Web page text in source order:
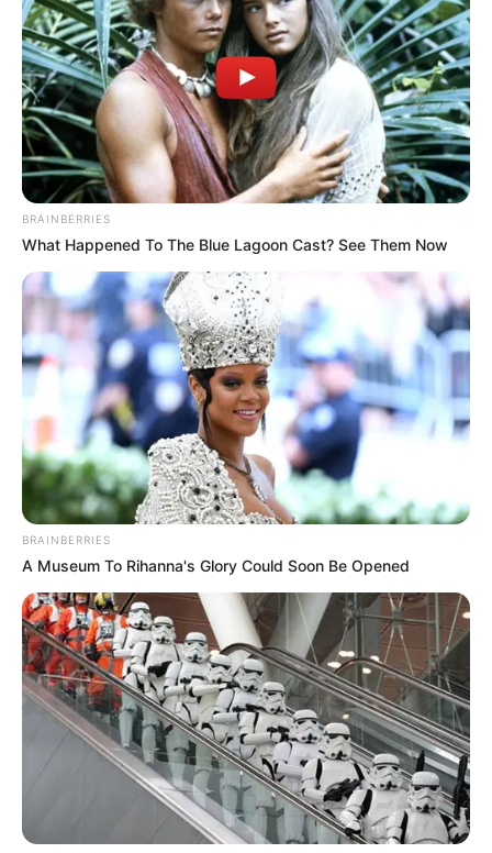
Quinté Beaumont-de-Lomagne
(22 octobre) – Analyse complète
du Grand Prix Baron d’Ardeuil
AOC Buzet
Le Grand Prix Baron d’Ardeuil AOC Buzet s’annonce
palpitant ce mercredi à Beaumont-de-Lomagne. Sur
BRAINBERRIES
What Happened To The Blue Lagoon Cast? See Them Now
BRAINBERRIES
A Museum To Rihanna's Glory Could Soon Be Opened